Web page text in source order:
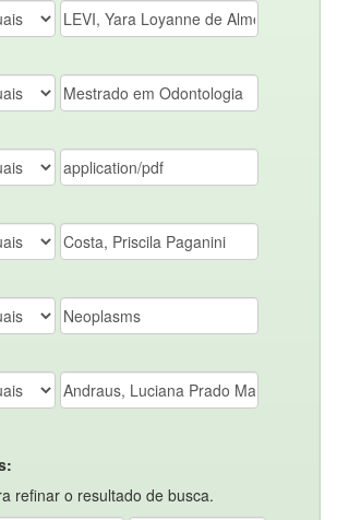
refinar o resultado de busca.